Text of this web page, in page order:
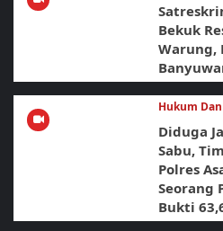
Bekuk
Warung,
Hukum
Diduga
Sabu,
Polres
Seorang
Bukti